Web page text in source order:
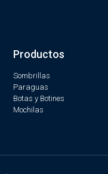
Productos
Sombrillas
Paraguas
Botas y Botines
Mochilas